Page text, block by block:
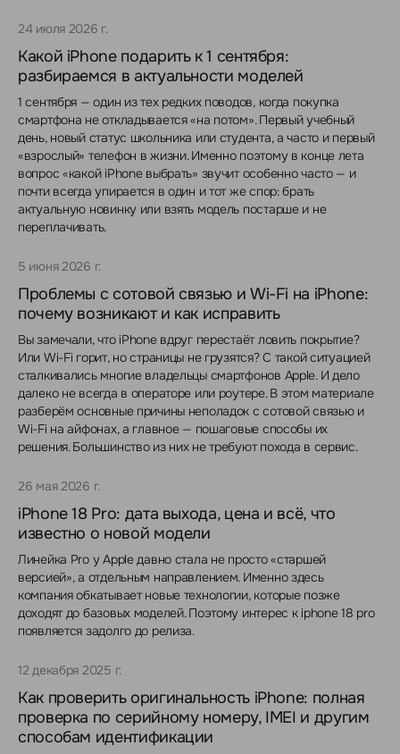
24 июля 2026 г.
Какой iPhone подарить к 1 сентября:
разбираемся в актуальности моделей
1 сентября — один из тех редких поводов, когда покупка
смартфона не откладывается «на потом». Первый учебный
день, новый статус школьника или студента, а часто и первый
«взрослый» телефон в жизни. Именно поэтому в конце лета
вопрос «какой iPhone выбрать» звучит особенно часто — и
почти всегда упирается в один и тот же спор: брать
актуальную новинку или взять модель постарше и не
переплачивать.
5 июня 2026 г.
Проблемы с сотовой связью и Wi-Fi на iPhone:
почему возникают и как исправить
Вы замечали, что iPhone вдруг перестаёт ловить покрытие?
Или Wi-Fi горит, но страницы не грузятся? С такой ситуацией
сталкивались многие владельцы смартфонов Apple. И дело
далеко не всегда в операторе или роутере. В этом материале
разберём основные причины неполадок с сотовой связью и
Wi-Fi на айфонах, а главное — пошаговые способы их
решения. Большинство из них не требуют похода в сервис.
26 мая 2026 г.
iPhone 18 Pro: дата выхода, цена и всё, что
известно о новой модели
Линейка Pro у Apple давно стала не просто «старшей
версией», а отдельным направлением. Именно здесь
компания обкатывает новые технологии, которые позже
доходят до базовых моделей. Поэтому интерес к iphone 18 pro
появляется задолго до релиза.
12 декабря 2025 г.
Как проверить оригинальность iPhone: полная
проверка по серийному номеру, IMEI и другим
способам идентификации